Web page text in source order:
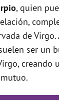
, quien
de Virgo.
ser un
creando